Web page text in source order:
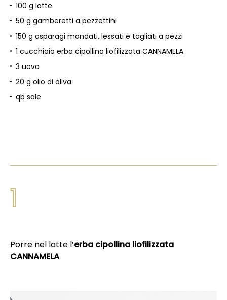
100 g latte
50 g gamberetti a pezzettini
150 g asparagi mondati, lessati e tagliati a pezzi
1 cucchiaio erba cipollina liofilizzata CANNAMELA
3 uova
20 g olio di oliva
qb sale
1
Porre nel latte l’erba cipollina liofilizzata
CANNAMELA.